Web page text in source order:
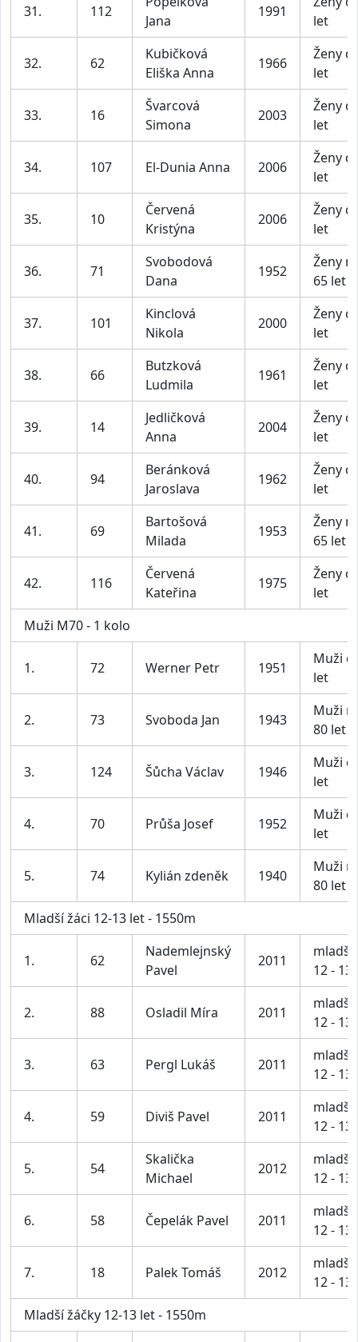
31. 112
Jana
1991
let
32. 62
Kubičková
Eliška Anna
1966
Ženy
let
33. 16
Švarcová
Simona
2003
Ženy
let
34. 107 El-Dunia Anna 2006
Ženy
let
35. 10
Červená
Kristýna
2006
Ženy
let
36. 71
Svobodová
Dana
1952
Ženy
65 let
37. 101
Kinclová
Nikola
2000
Ženy
let
38. 66
Butzková
Ludmila
1961
Ženy
let
39. 14
Jedličková
Anna
2004
Ženy
let
40. 94
Beránková
Jaroslava
1962
Ženy
let
41. 69
Bartošová
Milada
1953
Ženy
65 let
42. 116
Červená
Kateřina
1975
Ženy
let
Muži M70 - 1 kolo
1. 72 Werner Petr 1951
Muži
let
2. 73 Svoboda Jan 1943
Muži
80 let
3. 124 Šůcha Václav 1946
Muži
let
4. 70 Průša Josef 1952
Muži
let
5. 74 Kylián zdeněk 1940
Muži
80 let
Mladší žáci 12-13 let - 1550m
1. 62
Nademlejnský
Pavel
2011
mladší
12 - 13
2. 88 Osladil Míra 2011
mladší
12 - 13
3. 63 Pergl Lukáš 2011
mladší
12 - 13
4. 59 Diviš Pavel 2011
mladší
12 - 13
5. 54
Skalička
Michael
2012
mladší
12 - 13
6. 58 Čepelák Pavel 2011
mladší
12 - 13
7. 18 Palek Tomáš 2012
mladší
12 - 13
Mladší žáčky 12-13 let - 1550m